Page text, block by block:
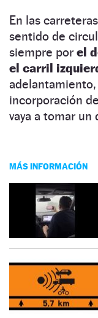
En las
sentido de
siempre por el
el carril
incorporación
vaya a tomar un
MÁS INFORMACIÓN